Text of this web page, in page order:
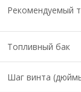
Рекомендуемый
Топливный бак
Шаг винта